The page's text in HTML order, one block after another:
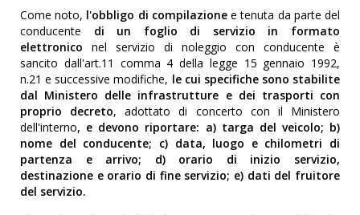
Come noto, l'obbligo di compilazionee tenuta da parte del
conducente di un
foglio di servizio in formato
elettronico nel servizio di noleggio con conducente è
sancito dall'art.11 comma 4 della legge 15 gennaio 1992,
n.21 e successive modifiche, le cui specifiche sono stabilite
dal Ministero delle infrastrutture e dei trasporti con
proprio decreto, adottato di concerto con il Ministero
dell'interno, e devono riportare: a) targa del veicolo; b)
nome del conducente; c) data, luogo e chilometri di
partenza e arrivo; d) orario di inizio servizio,
destinazione e orario di fine servizio; e) dati del fruitore
del servizio.